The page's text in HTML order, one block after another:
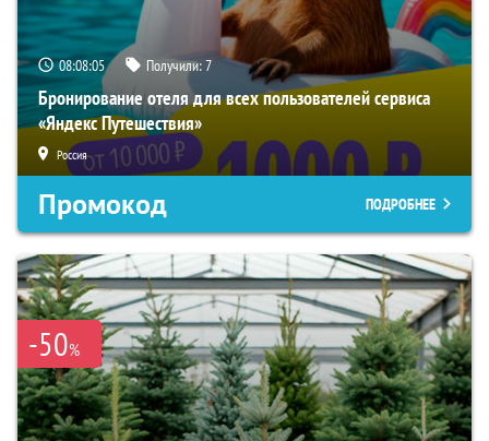
08:08:04 Получили:7
Бронирование отеля для всех пользователей сервиса
«Яндекс Путешествия»
Россия
Промокод ПОДРОБНЕЕ
-50%